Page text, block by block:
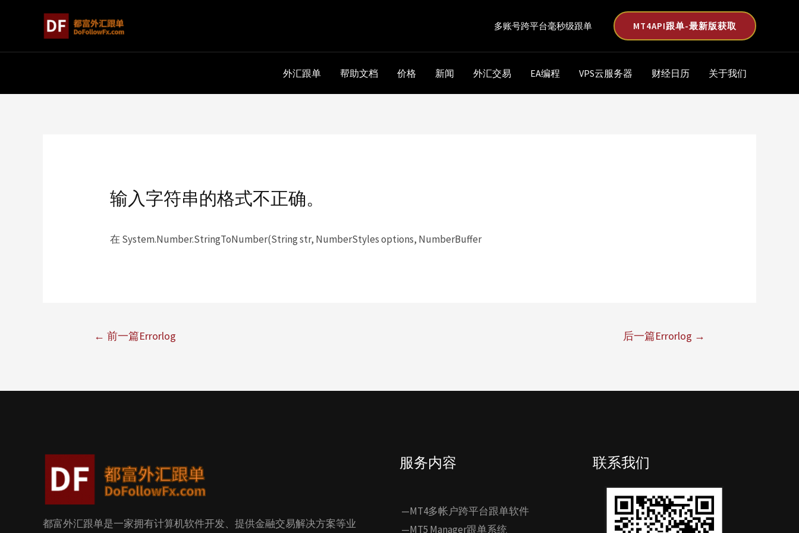
多账号跨平台毫秒级跟单 MT4API跟单-最新版获取
外汇跟单 帮助文档 价格 新闻 外汇交易 EA编程 VPS云服务器 财经日历 关于我们
输入字符串的格式不正确。
在 System.Number.StringToNumber(String str, NumberStyles options, NumberBuffer
← 前一篇Errorlog 后一篇Errorlog →
都富外汇跟单是一家拥有计算机软件开发、提供金融交易解决方案等业
服务内容
—MT4多帐户跨平台跟单软件
—MT5 Manager跟单系统
联系我们